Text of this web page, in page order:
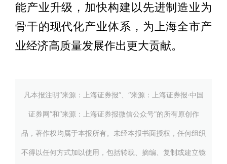
能产业升级，加快构建以先进制造业为
骨干的现代化产业体系，为上海全市产
业经济高质量发展作出更大贡献。
凡本报注明“来源：上海证券报”、“来源：上海证券报·中国
证券网”和“来源：上海证券报微信公众号”的所有原创作
品，著作权均属于本报所有。未经本报书面授权，任何组织
不得以任何方式加以使用，包括转载、摘编、复制或建立镜